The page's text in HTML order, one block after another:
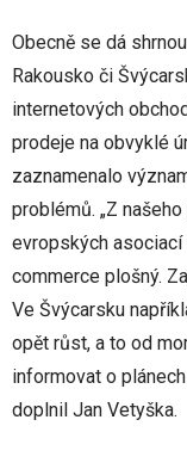
Obecně se dá
Rakousko či
internetových
prodeje na obvyklé
zaznamenalo
problémů. „Z
evropských asociací
commerce plošný.
Ve Švýcarsku
opět růst, a to od
informovat o
doplnil Jan Vetyška.